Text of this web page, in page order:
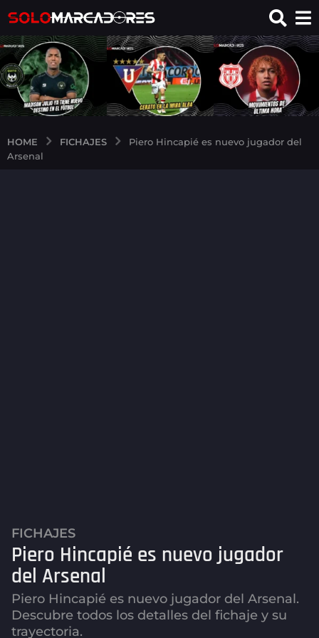
HOME FICHAJES
Piero Hincapié es nuevo jugador del
Arsenal
1
1
m
e
s
e
FICHAJES
Piero Hincapié es nuevo jugador
del Arsenal
Piero Hincapié es nuevo jugador del Arsenal.
Descubre todos los detalles del fichaje y su
trayectoria.